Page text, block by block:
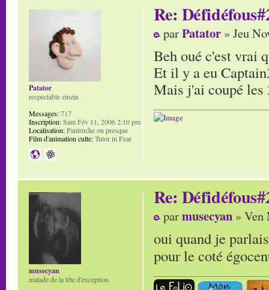
Re:
parPatator » Jeu
Beh oué c'est vrai
Et il y a eu
Mais j'ai coupé
Patator
respectable zinzin
Messages:717
Inscription:Sam Fév 11, 2006 2:10 pm
Localisation:Pantruche ou presque
Film d'animation culte:Tutor in Fear
Re:
parmusecyan » Ven
oui quand je
pour le coté
musecyan
malade de la tête d'exception